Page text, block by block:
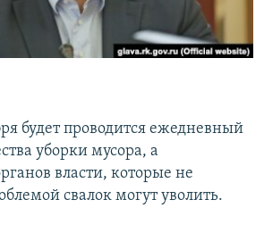
будет проводится ежедневный
уборки мусора, а
власти, которые не
свалок могут уволить.